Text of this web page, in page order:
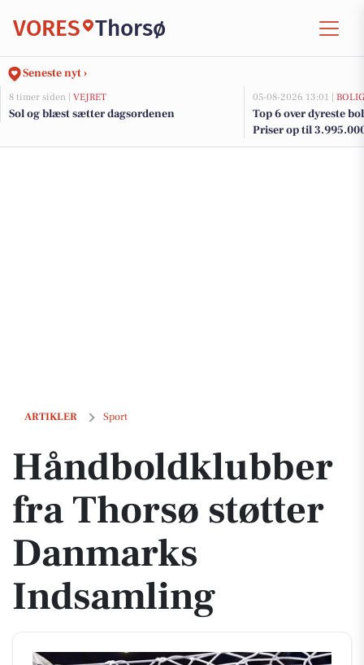
VORES Thorsø
Seneste nyt ›
8 timer siden | VEJRET
Sol og blæst sætter dagsordenen
05-08-2026 13:01 |
Top 6 over dyreste
Priser op til
ARTIKLER Sport
Håndboldklubber fra Thorsø støtter Danmarks Indsamling
Håndboldklubber
fra Thorsø støtter
Danmarks
Indsamling